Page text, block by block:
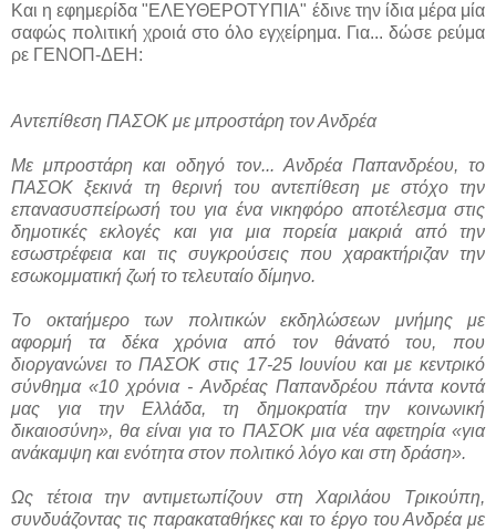
Και η εφημερίδα "ΕΛΕΥΘΕΡΟΤΥΠΙΑ" έδινε την ίδια μέρα μία
σαφώς πολιτική χροιά στο όλο εγχείρημα. Για... δώσε ρεύμα
ρε ΓΕΝΟΠ-ΔΕΗ:
Αντεπίθεση ΠΑΣΟΚ με μπροστάρη τον Ανδρέα
Με μπροστάρη και οδηγό τον... Ανδρέα Παπανδρέου, το
ΠΑΣΟΚ ξεκινά τη θερινή του αντεπίθεση με στόχο την
επανασυσπείρωσή του για ένα νικηφόρο αποτέλεσμα στις
δημοτικές εκλογές και για μια πορεία μακριά από την
εσωστρέφεια και τις συγκρούσεις που χαρακτήριζαν την
εσωκομματική ζωή το τελευταίο δίμηνο.
Το οκταήμερο των πολιτικών εκδηλώσεων μνήμης με
αφορμή τα δέκα χρόνια από τον θάνατό του, που
διοργανώνει το ΠΑΣΟΚ στις 17-25 Ιουνίου και με κεντρικό
σύνθημα «10 χρόνια - Ανδρέας Παπανδρέου πάντα κοντά
μας για την Ελλάδα, τη δημοκρατία την κοινωνική
δικαιοσύνη», θα είναι για το ΠΑΣΟΚ μια νέα αφετηρία «για
ανάκαμψη και ενότητα στον πολιτικό λόγο και στη δράση».
Ως τέτοια την αντιμετωπίζουν στη Χαριλάου Τρικούπη,
συνδυάζοντας τις παρακαταθήκες και το έργο του Ανδρέα με